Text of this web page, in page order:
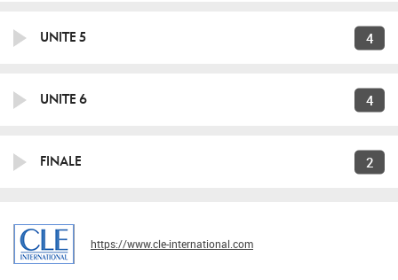
UNITE 5 4
UNITE 6 4
FINALE 2
https://www.cle-international.com